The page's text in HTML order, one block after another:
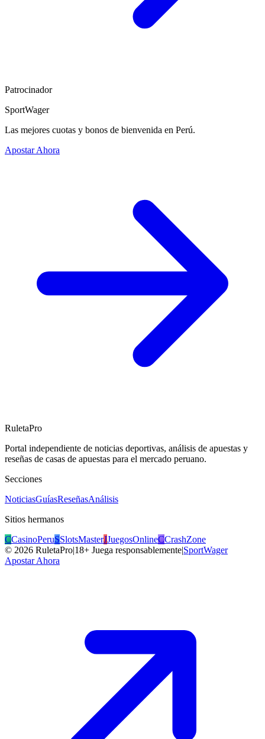
Patrocinador
SportWager
Las mejores cuotas y bonos de bienvenida en Perú.
Apostar Ahora
RuletaPro
Portal independiente de noticias deportivas, análisis de apuestas y
reseñas de casas de apuestas para el mercado peruano.
Secciones
NoticiasGuíasReseñasAnálisis
Sitios hermanos
CCasinoPeruSSlotsMasterJJuegosOnlineCCrashZone
© 2026 RuletaPro|18+ Juega responsablemente|SportWager
Apostar Ahora